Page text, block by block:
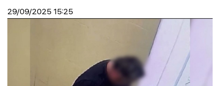
29/09/2025 15:25